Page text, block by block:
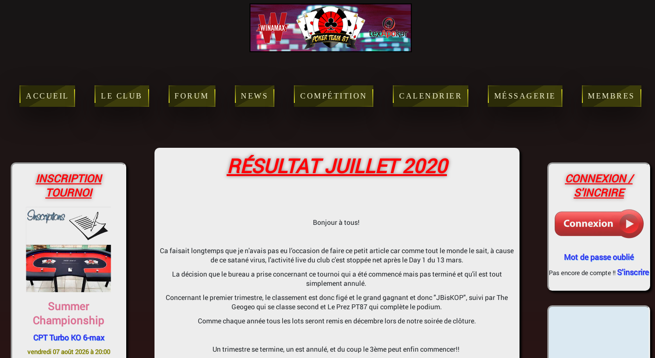
ACCUEIL LE CLUB FORUM NEWS COMPÉTITION CALENDRIER MÉSSAGERIE MEMBRES
INSCRIPTION
TOURNOI
Summer
Championship
CPT Turbo KO 6-max
vendredi 07 août 2026 à 20:00
RÉSULTAT JUILLET 2020
Bonjour à tous!
Ca faisait longtemps que je n'avais pas eu l’occasion de faire ce petit article car comme tout le monde le sait, à cause
de ce satané virus, l'activité live du club c'est stoppée net après le Day 1 du 13 mars.
La décision que le bureau a prise concernant ce tournoi qui a été commencé mais pas terminé et qu'il est tout
simplement annulé.
Concernant le premier trimestre, le classement est donc figé et le grand gagnant et donc "JBisKOP", suivi par The
Geogeo qui se classe second et Le Prez PT87 qui complète le podium.
Comme chaque année tous les lots seront remis en décembre lors de notre soirée de clôture.
Un trimestre se termine, un est annulé, et du coup le 3ème peut enfin commencer!!
CONNEXION /
S'INCRIRE
Mot de passe oublié
Pas encore de compte !!S'inscrire